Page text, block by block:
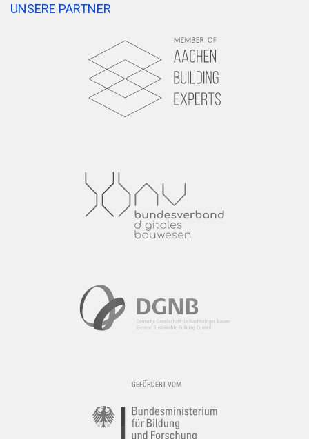
UNSERE PARTNER